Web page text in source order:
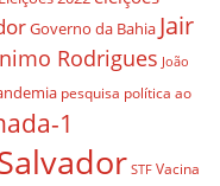
Governo da Bahia Jair
Rodrigues João
pesquisa política ao
1
STF Vacina